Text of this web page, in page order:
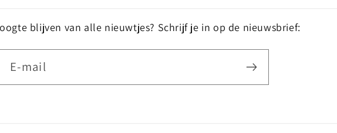
blijven van alle nieuwtjes? Schrijf je in op de nieuwsbrief:
E‑mail